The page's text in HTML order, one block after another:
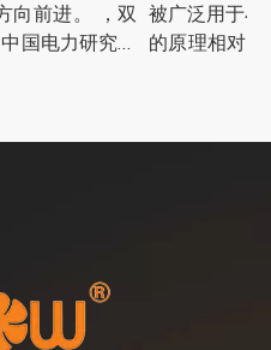
前进。 ，双
国电力研究和
被广泛用于小
的原理相对传